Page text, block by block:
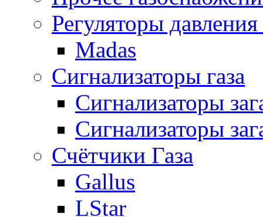
Регуляторы давления
Madas
Сигнализаторы газа
Сигнализаторы
Сигнализаторы
Счётчики Газа
Gallus
LStar